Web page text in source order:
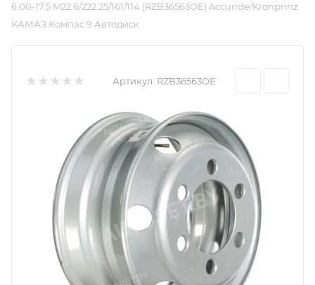
6.00-17.5 M22 6/222.25/161/114 (RZB36563OE) Accuride/Kronprinz
КАМАЗ Компас 9 Автодиск
Артикул: RZB36563OE